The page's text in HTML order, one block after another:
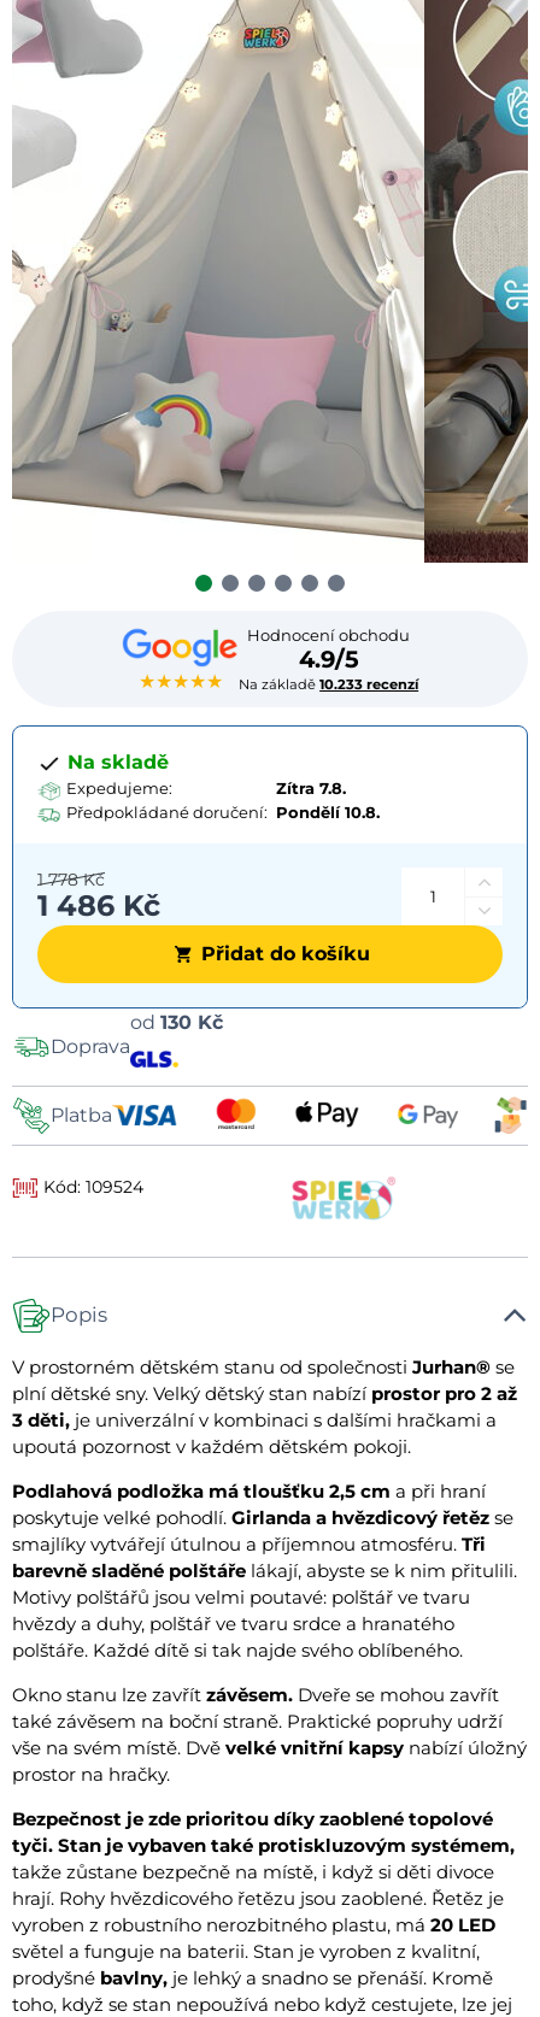
★★★★★
Hodnocení obchodu
4.9/5
Na základě10.233 recenzí
Na skladě
Expedujeme:
Zítra 7.8.
Předpokládané doručení: Pondělí10.8.
1 486 Kč
1 778 Kč
Přidat do košíku
Doprava
od 130 Kč
Platba
Kód: 109524
Popis
V prostorném dětském stanu od společnosti Jurhan® se
plní dětské sny. Velký dětský stan nabízíprostor pro 2 až
3 děti, je univerzální v kombinaci s dalšími hračkami a
upoutá pozornost v každém dětském pokoji.
Podlahová podložka má tloušťku 2,5 cm a při hraní
poskytuje velké pohodlí. Girlanda a hvězdicový řetěz se
smajlíky vytvářejí útulnou a příjemnou atmosféru. Tři
barevně sladěné polštáře lákají, abyste se k nim přitulili.
Motivy polštářů jsou velmi poutavé: polštář ve tvaru
hvězdy a duhy, polštář ve tvaru srdce a hranatého
polštáře. Každé dítě si tak najde svého oblíbeného.
Okno stanu lze zavřít závěsem. Dveře se mohou zavřít
také závěsem na boční straně. Praktické popruhy udrží
vše na svém místě. Dvě velké vnitřní kapsy nabízí úložný
prostor na hračky.
Bezpečnost je zde prioritou díky zaoblené topolové
tyči. Stan je vybaven také protiskluzovým systémem,
takže zůstane bezpečně na místě, i když si děti divoce
hrají. Rohy hvězdicového řetězu jsou zaoblené. Řetěz je
vyroben z robustního nerozbitného plastu, má 20 LED
světel a funguje na baterii. Stan je vyroben z kvalitní,
prodyšné bavlny, je lehký a snadno se přenáší. Kromě
toho, když se stan nepoužívá nebo když cestujete, lze jej